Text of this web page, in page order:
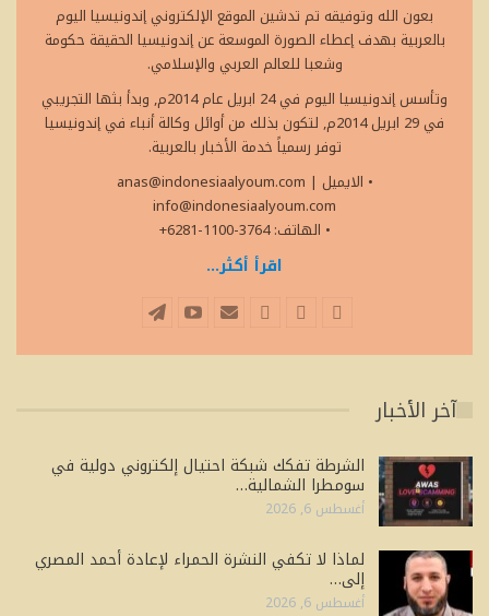
بعون الله وتوفيقه تم تدشين الموقع الإلكتروني إندونيسيا اليوم
بالعربية بهدف إعطاء الصورة الموسعة عن إندونيسيا الحقيقة حكومة
وشعبا للعالم العربي والإسلامي.
وتأسس إندونيسيا اليوم في 24 ابريل عام 2014م, وبدأ بثها التجريبي
في 29 ابريل 2014م, لتكون بذلك من أوائل وكالة أنباء في إندونيسيا
توفر رسمياً خدمة الأخبار بالعربية.
• الايميل
anas@indonesiaalyoum.com |
info@indonesiaalyoum.com
• الهاتف: 3764-1100-6281+
اقرأ أكثر...
آخر الأخبار
الشرطة تفكك شبكة احتيال إلكتروني دولية في
سومطرا الشمالية…
أغسطس 6, 2026
لماذا لا تكفي النشرة الحمراء لإعادة أحمد المصري
إلى…
أغسطس 6, 2026